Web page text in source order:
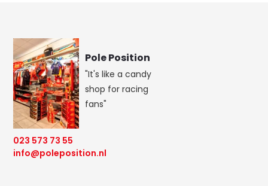
Pole Position
"It's like a candy
shop for racing
fans"
023 573 73 55
info@poleposition.nl